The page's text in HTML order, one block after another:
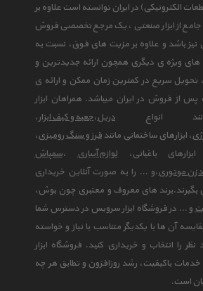
الکترونیکی) در ایران توانسته است علاوه بر
جامع از ابزار صنعتی ، یک مرجع تخصصی فروش
نیز باشد و علاوه بر مزیت های فوق، نسبت به
های ویژه ی دیگری همچون ارائه جدیدترین و
تحویل سریع در کمترین زمان ممکن و ارائه ی
از فروش در ایران میباشد. همراهان ابزار
انواع دریل،جعبه و کیف ابزار،
، ابزارهای ساختمانی مانند فرز و سنگ رومیزی،
باغبانی،لوازم آبیاری ،سمپاش
زن موتوری،و ... را به صورت آنلاین خریداری
بگیرند.برند های معروف و معتبری چون بوش،
و ... در فروشگاه ابزار سرویس در دسترس شما
آن ها با یکدیگر متناسب با نیاز و خواسته
را انتخاب و خریداری کنید. فروشگاه ابزار
خدمات باکیفیت، رشد روزافزون و تطابق هر چه
است.